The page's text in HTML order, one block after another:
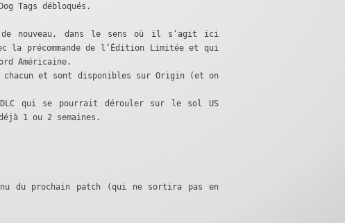
Tags débloqués.
nouveau, dans le sens où il s’agit ici
la précommande de l’Édition Limitée et qui
Américaine.
chacun et sont disponibles sur Origin (et on
qui se pourrait dérouler sur le sol US
1 ou 2 semaines.
du prochain patch (qui ne sortira pas en